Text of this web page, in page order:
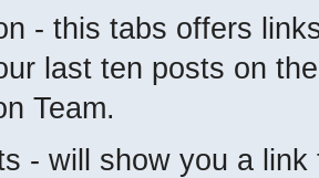
- this tabs offers
last ten posts on
Team.
- will show you a